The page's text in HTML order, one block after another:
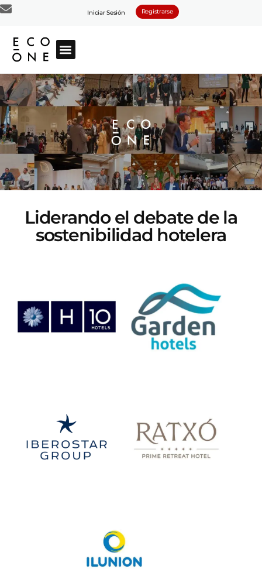
Iniciar Sesión Registrarse
Liderando el debate de la
sostenibilidad hotelera